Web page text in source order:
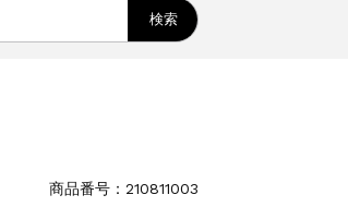
商品番号：210811003